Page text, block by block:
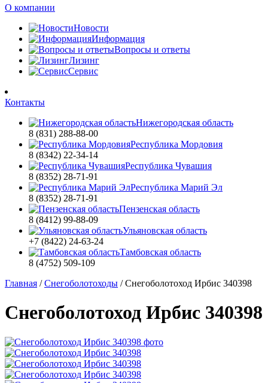
О компании
Новости
Информация
Вопросы и ответы
Лизинг
Сервис
Контакты
Нижегородская область
8 (831) 288-88-00
Республика Мордовия
8 (8342) 22-34-14
Республика Чувашия
8 (8352) 28-71-91
Республика Марий Эл
8 (8352) 28-71-91
Пензенская область
8 (8412) 99-88-09
Ульяновская область
+7 (8422) 24-63-24
Тамбовская область
8 (4752) 509-109
Главная /Снегоболотоходы /Снегоболотоход Ирбис 340398
Снегоболотоход Ирбис 340398